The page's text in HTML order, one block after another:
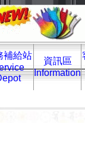
補給站
資訊區
Information